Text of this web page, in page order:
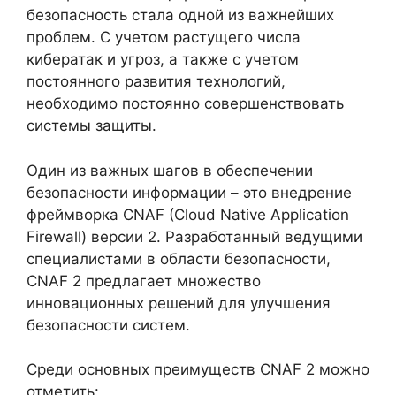
безопасность стала одной из важнейших
проблем. С учетом растущего числа
кибератак и угроз, а также с учетом
постоянного развития технологий,
необходимо постоянно совершенствовать
системы защиты.
Один из важных шагов в обеспечении
безопасности информации – это внедрение
фреймворка CNAF (Cloud Native Application
Firewall) версии 2. Разработанный ведущими
специалистами в области безопасности,
CNAF 2 предлагает множество
инновационных решений для улучшения
безопасности систем.
Среди основных преимуществ CNAF 2 можно
отметить: